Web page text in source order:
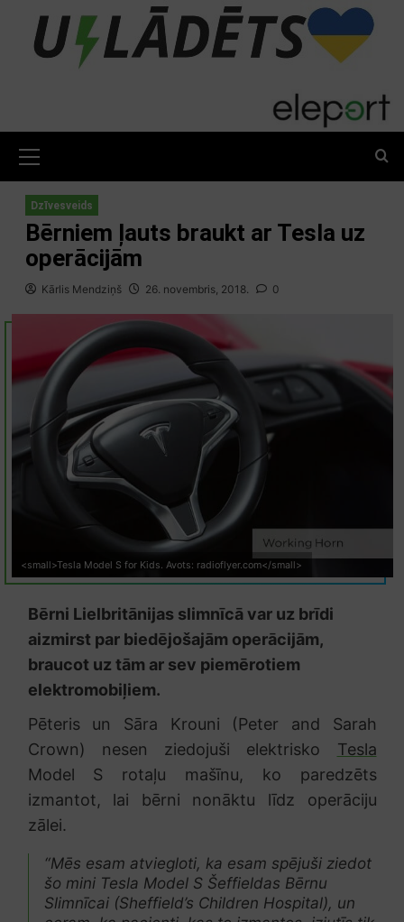
content
Menu
Dzīvesveids
Bērniem ļauts braukt ar Tesla uz
operācijām
Kārlis Mendziņš 26. novembris, 2018. 0
<small>Tesla Model S for Kids. Avots: radioflyer.com</small>
Bērni Lielbritānijas slimnīcā var uz brīdi
aizmirst par biedējošajām operācijām,
braucot uz tām ar sev piemērotiem
elektromobiļiem.
Pēteris un Sāra Krouni (Peter and Sarah
Crown) nesen ziedojuši elektrisko Tesla
Model S rotaļu mašīnu, ko paredzēts
izmantot, lai bērni nonāktu līdz operāciju
zālei.
“Mēs esam atviegloti, ka esam spējuši ziedot
šo mini Tesla Model S Šeffieldas Bērnu
Slimnīcai (Sheffield’s Children Hospital), un